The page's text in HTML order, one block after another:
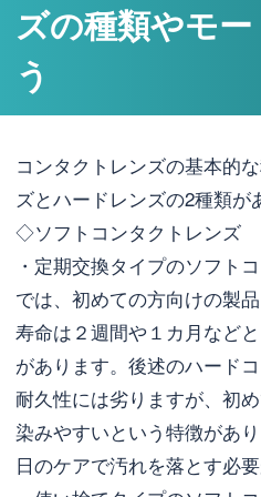
ズの種類やモ
う
コンタクトレンズの基本的
ズとハードレンズの2種類が
◇ソフトコンタクトレンズ
・定期交換タイプのソフト
では、初めての方向けの製
寿命は２週間や１カ月など
があります。後述のハード
耐久性には劣りますが、初
染みやすいという特徴があ
日のケアで汚れを落とす必要